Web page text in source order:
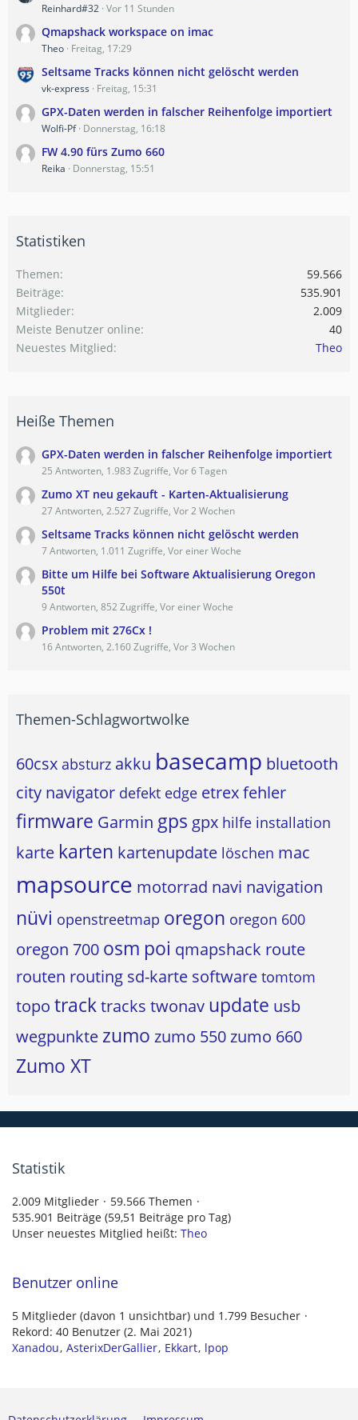
Reinhard#32 Vor 11 Stunden
Qmapshack workspace on imac
Theo Freitag, 17:29
Seltsame Tracks können nicht gelöscht werden
vk-express Freitag, 15:31
GPX-Daten werden in falscher Reihenfolge importiert
Wolfi-Pf Donnerstag, 16:18
FW 4.90 fürs Zumo 660
Reika Donnerstag, 15:51
Statistiken
Themen
59.566
Beiträge
535.901
Mitglieder
2.009
Meiste Benutzer online
40
Neuestes Mitglied
Theo
Heiße Themen
GPX-Daten werden in falscher Reihenfolge importiert
25 Antworten, 1.983 Zugriffe, Vor 6 Tagen
Zumo XT neu gekauft - Karten-Aktualisierung
27 Antworten, 2.527 Zugriffe, Vor 2 Wochen
Seltsame Tracks können nicht gelöscht werden
7 Antworten, 1.011 Zugriffe, Vor einer Woche
Bitte um Hilfe bei Software Aktualisierung Oregon
550t
9 Antworten, 852 Zugriffe, Vor einer Woche
Problem mit 276Cx !
16 Antworten, 2.160 Zugriffe, Vor 3 Wochen
Themen-Schlagwortwolke
60csx absturz akku basecamp bluetooth
city navigator defekt edge etrexfehler
firmware Garmin gps gpx hilfe installation
karte karten kartenupdate löschen mac
mapsource motorrad navi navigation
nüvi openstreetmap oregon oregon 600
oregon 700 osm poi qmapshack route
routen routing sd-karte software tomtom
topo tracktracks twonav update usb
wegpunkte zumo zumo 550zumo 660
Zumo XT
Statistik
2.009 Mitglieder
59.566 Themen
535.901 Beiträge (59,51 Beiträge pro Tag)
Unser neuestes Mitglied heißt: Theo
Benutzer online
5 Mitglieder (davon 1 unsichtbar) und 1.799 Besucher
Rekord: 40 Benutzer (2. Mai 2021)
Xanadou AsterixDerGallier Ekkart lpop